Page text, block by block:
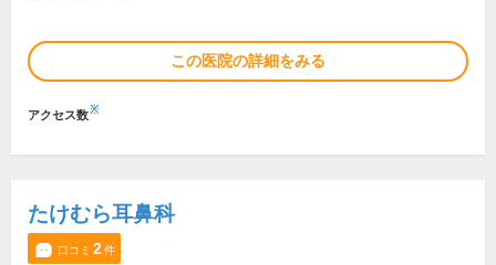
この医院の詳細をみる
アクセス数※
たけむら耳鼻科
口コミ 2件